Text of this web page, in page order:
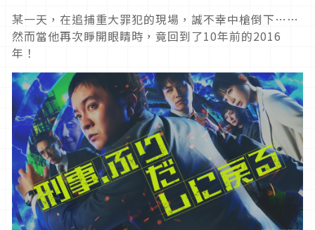
某一天，在追捕重大罪犯的現場，誠不幸中槍倒下……
然而當他再次睜開眼睛時，竟回到了10年前的2016
年！